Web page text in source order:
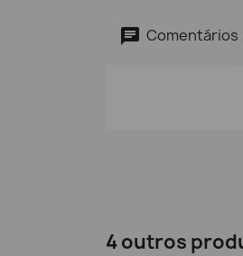
Comentários
4 outros